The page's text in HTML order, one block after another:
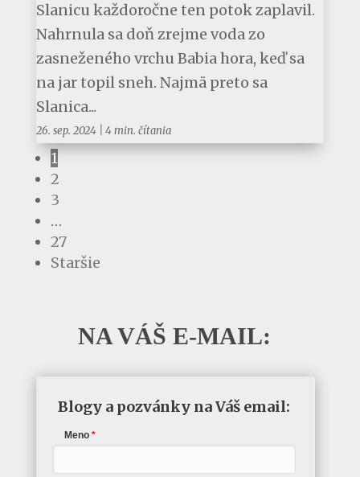
Slanicu každoročne ten potok zaplavil.
Nahrnula sa doň zrejme voda zo
zasneženého vrchu Babia hora, keď sa
na jar topil sneh. Najmä preto sa
Slanica...
26. sep. 2024| 4 min. čítania
1
2
3
…
27
Staršie
NA VÁŠ E-MAIL:
Blogy a pozvánky na Váš email:
Meno